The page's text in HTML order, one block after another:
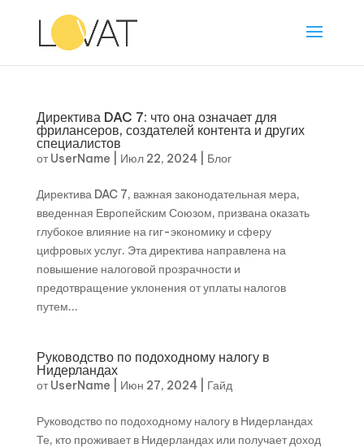
Директива DAC 7: что она означает для
фрилансеров, создателей контента и других
специалистов
отUserName Июл 22, 2024| Блог
Директива DAC 7, важная законодательная мера,
введенная Европейским Союзом, призвана оказать
глубокое влияние на гиг-экономику и сферу
цифровых услуг. Эта директива направлена ​​на
повышение налоговой прозрачности и
предотвращение уклонения от уплаты налогов
путем...
Руководство по подоходному налогу в
Нидерландах
отUserName Июн 27, 2024| Гайд
Руководство по подоходному налогу в Нидерландах
Те, кто проживает в Нидерландах или получает доход